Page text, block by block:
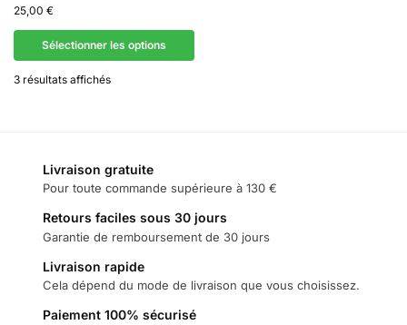
25,00 €
Sélectionner les options
3 résultats affichés
Livraison gratuite
Pour toute commande supérieure à 130 €
Retours faciles sous 30 jours
Garantie de remboursement de 30 jours
Livraison rapide
Cela dépend du mode de livraison que vous choisissez.
Paiement 100% sécurisé